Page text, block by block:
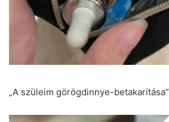
„A szüleim görögdinnye-betakarítása”